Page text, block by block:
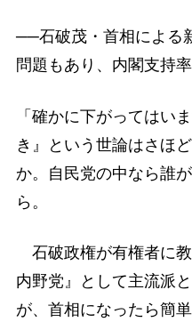
──石破茂・首相による
問題もあり、内閣支持
「確かに下がってはい
き』という世論はさほ
か。自民党の中なら誰
ら。
石破政権が有権者に
内野党』として主流派
が、首相になったら簡